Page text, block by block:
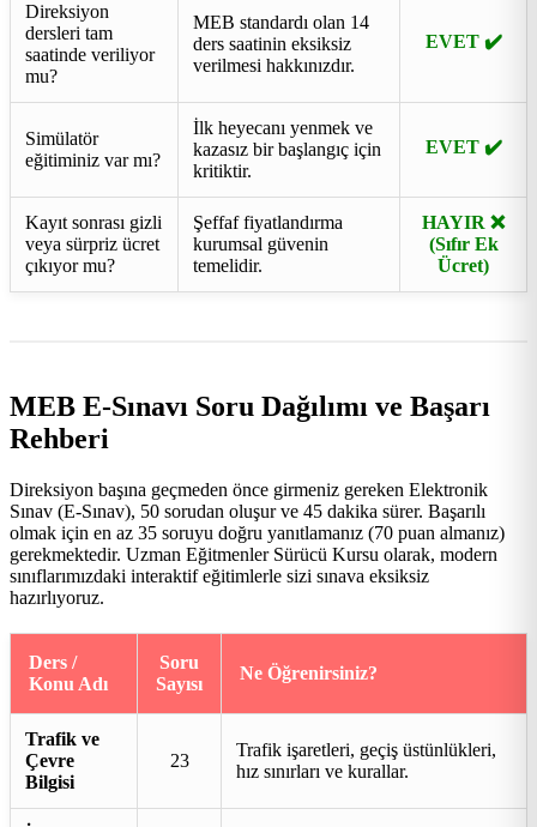
Direksiyon
dersleri tam
saatinde veriliyor
mu?
MEB standardı olan 14
ders saatinin eksiksiz
verilmesi hakkınızdır.
EVET ✔️
Simülatör
eğitiminiz var mı?
İlk heyecanı yenmek ve
kazasız bir başlangıç için
kritiktir.
EVET ✔️
Kayıt sonrası gizli
veya sürpriz ücret
çıkıyor mu?
Şeffaf fiyatlandırma
kurumsal güvenin
temelidir.
HAYIR ❌
(Sıfır Ek
Ücret)
MEB E-Sınavı Soru Dağılımı ve Başarı
Rehberi
Direksiyon başına geçmeden önce girmeniz gereken Elektronik
Sınav (E-Sınav), 50 sorudan oluşur ve 45 dakika sürer. Başarılı
olmak için en az 35 soruyu doğru yanıtlamanız (70 puan almanız)
gerekmektedir. Uzman Eğitmenler Sürücü Kursu olarak, modern
sınıflarımızdaki interaktif eğitimlerle sizi sınava eksiksiz
hazırlıyoruz.
Ders /
Konu Adı
Soru
Sayısı
Ne Öğrenirsiniz?
Trafik ve
Çevre
Bilgisi
23
Trafik işaretleri, geçiş üstünlükleri,
hız sınırları ve kurallar.